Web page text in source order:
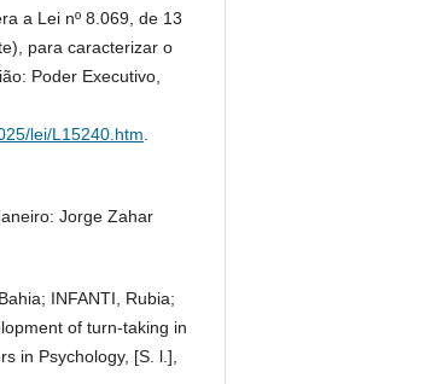
a Lei nº 8.069, de 13
para caracterizar o
Poder Executivo,
lei/L15240.htm
Jorge Zahar
INFANTI, Rubia;
of turn-taking in
in Psychology, [S. l.],